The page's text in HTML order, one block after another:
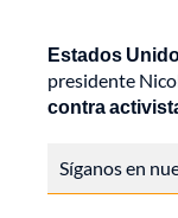
Estados
presidente
contra
Síganos en